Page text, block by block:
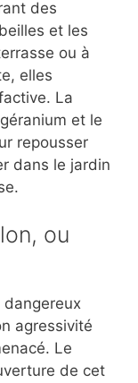
des
et les
ou à
elles
La
et le
repousser
dans le jardin
ou
dangereux
agressivité
Le
de cet